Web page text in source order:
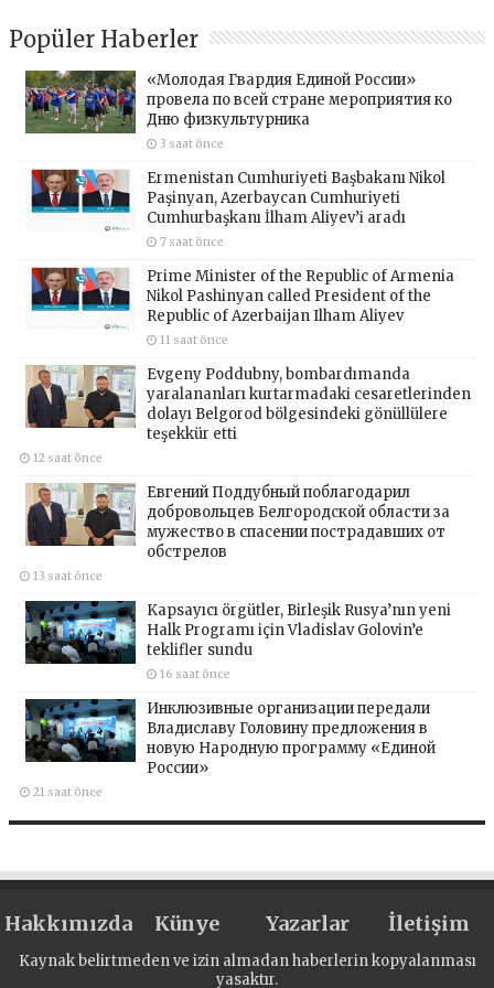
Popüler Haberler
«Молодая Гвардия Единой России»
провела по всей стране мероприятия ко
Дню физкультурника
3 saat önce
Ermenistan Cumhuriyeti Başbakanı Nikol
Paşinyan, Azerbaycan Cumhuriyeti
Cumhurbaşkanı İlham Aliyev’i aradı
7 saat önce
Prime Minister of the Republic of Armenia
Nikol Pashinyan called President of the
Republic of Azerbaijan Ilham Aliyev
11 saat önce
Evgeny Poddubny, bombardımanda
yaralananları kurtarmadaki cesaretlerinden
dolayı Belgorod bölgesindeki gönüllülere
teşekkür etti
12 saat önce
Евгений Поддубный поблагодарил
добровольцев Белгородской области за
мужество в спасении пострадавших от
обстрелов
13 saat önce
Kapsayıcı örgütler, Birleşik Rusya’nın yeni
Halk Programı için Vladislav Golovin’e
teklifler sundu
16 saat önce
Инклюзивные организации передали
Владиславу Головину предложения в
новую Народную программу «Единой
России»
21 saat önce
Hakkımızda Künye Yazarlar İletişim
Kaynak belirtmeden ve izin almadan haberlerin kopyalanması
yasaktır.